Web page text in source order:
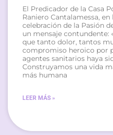
El Predicador de la Casa
Raniero Cantalamessa, en
celebración de la Pasión
un mensaje contundente:
que tanto dolor, tantos
compromiso heroico por
agentes sanitarios haya
Construyamos una vida
más humana
LEER MÁS »